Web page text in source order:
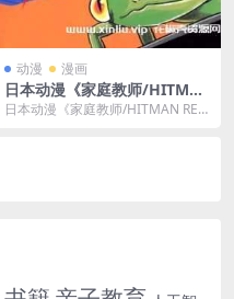
动漫 漫画
日本动漫《家庭教师/HITMA
N REBORN》全203话+SP+O
日本动漫《家庭教师/HITMAN REB